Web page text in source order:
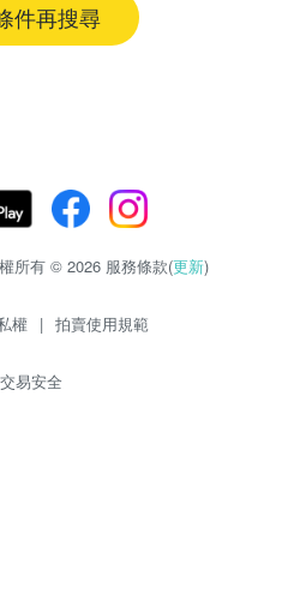
件再搜尋
所有 © 2026 服務條款(更新)
權 | 拍賣使用規範
交易安全